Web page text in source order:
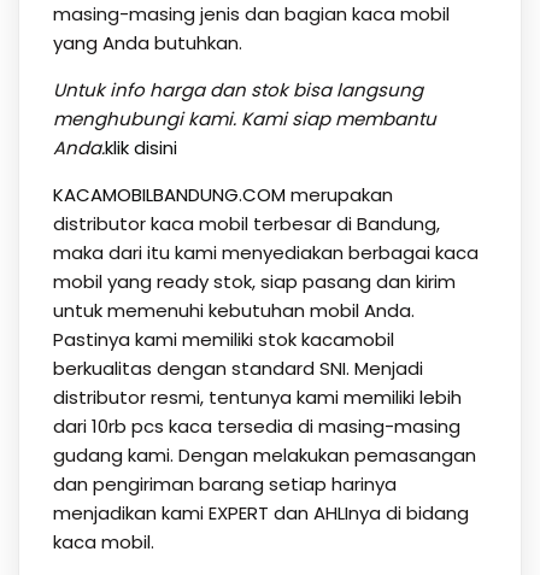
masing-masing jenis dan bagian kaca mobil
yang Anda butuhkan.
Untuk info harga dan stok bisa langsung
menghubungi kami. Kami siap membantu
Anda.klik disini
KACAMOBILBANDUNG.COM merupakan
distributor kaca mobil terbesar di Bandung,
maka dari itu kami menyediakan berbagai kaca
mobil yang ready stok, siap pasang dan kirim
untuk memenuhi kebutuhan mobil Anda.
Pastinya kami memiliki stok kacamobil
berkualitas dengan standard SNI. Menjadi
distributor resmi, tentunya kami memiliki lebih
dari 10rb pcs kaca tersedia di masing-masing
gudang kami. Dengan melakukan pemasangan
dan pengiriman barang setiap harinya
menjadikan kami EXPERT dan AHLInya di bidang
kaca mobil.